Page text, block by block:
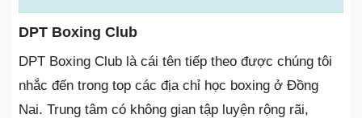
DPT Boxing Club
DPT Boxing Club là cái tên tiếp theo được chúng tôi
nhắc đến trong top các địa chỉ học boxing ở Đồng
Nai. Trung tâm có không gian tập luyện rộng rãi,